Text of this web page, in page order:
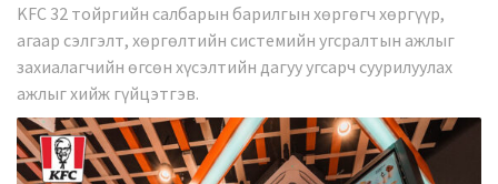
KFC 32 тойргийн салбарын барилгын хөргөгч хөргүүр,
агаар сэлгэлт, хөргөлтийн системийн угсралтын ажлыг
захиалагчийн өгсөн хүсэлтийн дагуу угсарч суурилуулах
ажлыг хийж гүйцэтгэв.